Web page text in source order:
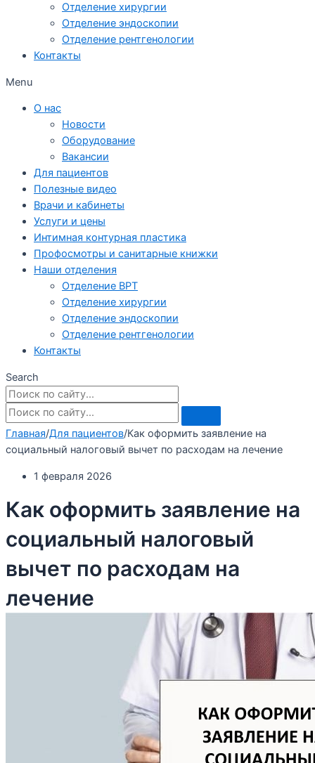
Отделение хирургии
Отделение эндоскопии
Отделение рентгенологии
Контакты
Menu
О нас
Новости
Оборудование
Вакансии
Для пациентов
Полезные видео
Врачи и кабинеты
Услуги и цены
Интимная контурная пластика
Профосмотры и санитарные книжки
Наши отделения
Отделение ВРТ
Отделение хирургии
Отделение эндоскопии
Отделение рентгенологии
Контакты
Search
Главная/Для пациентов/Как оформить заявление на
социальный налоговый вычет по расходам на лечение
1 февраля 2026
Как оформить заявление на
социальный налоговый
вычет по расходам на
лечение